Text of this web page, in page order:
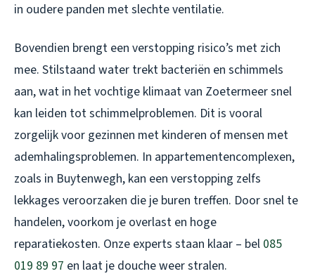
in oudere panden met slechte ventilatie.
Bovendien brengt een verstopping risico’s met zich
mee. Stilstaand water trekt bacteriën en schimmels
aan, wat in het vochtige klimaat van Zoetermeer snel
kan leiden tot schimmelproblemen. Dit is vooral
zorgelijk voor gezinnen met kinderen of mensen met
ademhalingsproblemen. In appartementencomplexen,
zoals in Buytenwegh, kan een verstopping zelfs
lekkages veroorzaken die je buren treffen. Door snel te
handelen, voorkom je overlast en hoge
reparatiekosten. Onze experts staan klaar – bel 085
019 89 97 en laat je douche weer stralen.